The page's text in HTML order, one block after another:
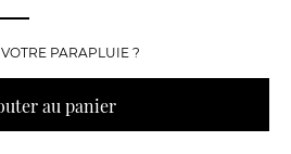
PARAPLUIE ?
au panier